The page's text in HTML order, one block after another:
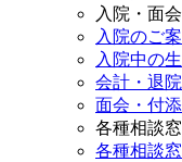
入院・面
入院のご
入院中の
会計・退
面会・付
各種相談
各種相談